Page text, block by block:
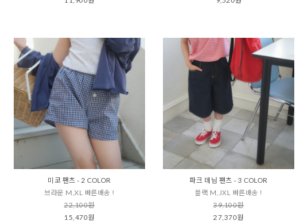
미코 팬츠 - 2 COLOR
브라운 M,XL 빠른배송 !
22,100원
15,470원
파크 데님 팬츠 - 3 COLOR
블랙 M,JXL 빠른배송 !
39,100원
27,370원